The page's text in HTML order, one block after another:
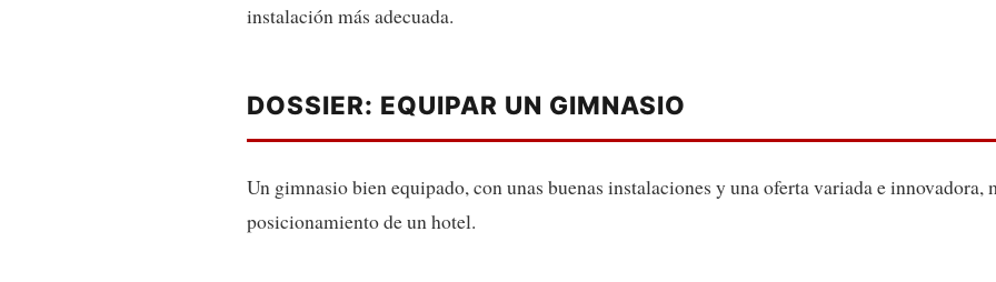
instalación más adecuada.
DOSSIER: EQUIPAR UN GIMNASIO
Un gimnasio bien equipado, con unas buenas instalaciones y una oferta variada e innovadora,
posicionamiento de un hotel.